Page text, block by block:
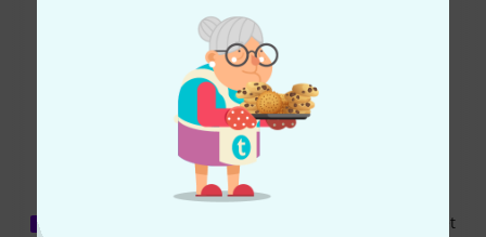
60%
COMPRATO
ESATTAMENTE QUESTO PRODOTTO K&M 10065 Stand Black Set